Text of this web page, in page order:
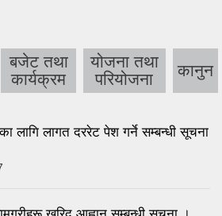
बजेट तथा
कार्यक्रम
योजना तथा
परियोजना
कानुन
लागि लागत दररेट पेश गर्ने सम्बन्धी सूचना